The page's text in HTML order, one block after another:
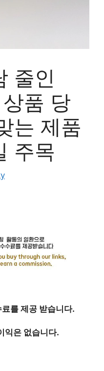
줄인
품 당
는 제품
주목
를 제공 받습니다.
익은 없습니다.